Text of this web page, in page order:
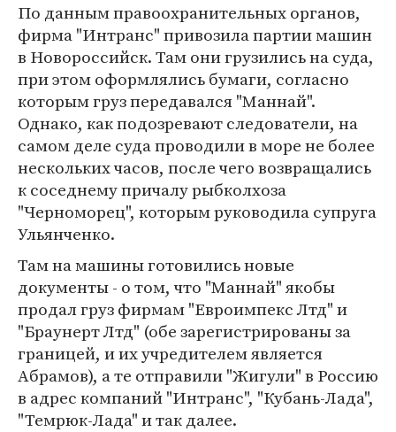
По данным правоохранительных органов,
фирма "Интранс" привозила партии машин
в Новороссийск. Там они грузились на суда,
при этом оформлялись бумаги, согласно
которым груз передавался "Маннай".
Однако, как подозревают следователи, на
самом деле суда проводили в море не более
нескольких часов, после чего возвращались
к соседнему причалу рыбколхоза
"Черноморец", которым руководила супруга
Ульянченко.
Там на машины готовились новые
документы - о том, что "Маннай" якобы
продал груз фирмам "Евроимпекс Лтд" и
"Браунерт Лтд" (обе зарегистрированы за
границей, и их учредителем является
Абрамов), а те отправили "Жигули" в Россию
в адрес компаний "Интранс", "Кубань-Лада",
"Темрюк-Лада" и так далее.